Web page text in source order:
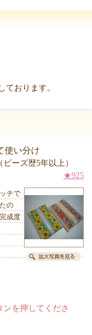
ております。
使い分け
ビーズ歴5年以上）
★925
チで
の
成度
を押してくださ